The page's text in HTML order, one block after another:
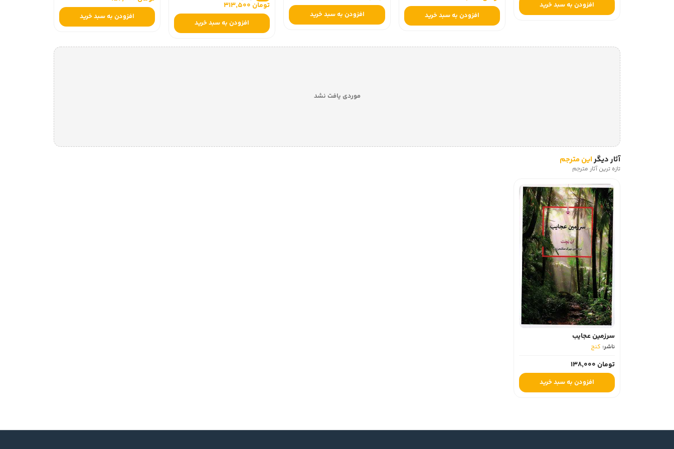
افزودن به سبد خرید
افزودن به سبد خرید افزودن به سبد خرید
تومان 313,500
افزودن به سبد خرید
افزودن به سبد خرید
موردی یافت نشد
آثار دیگر این مترجم
تازه ترین آثار مترجم
سرزمین عجایب
ناشر: کنج
تومان 138,000
افزودن به سبد خرید